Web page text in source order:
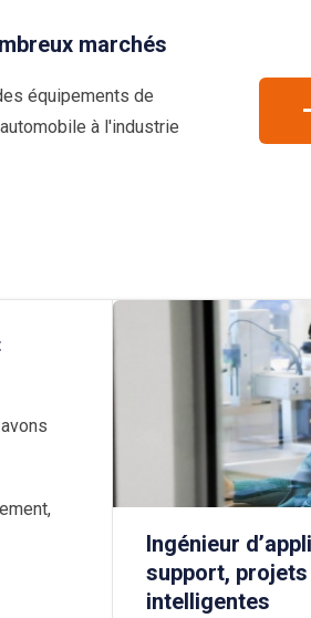
marchés
équipements de
à l'industrie
Ingénieur
support,
intelligentes